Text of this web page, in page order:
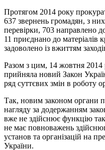
Протягом 2014 року
637 звернень громадян, з
перевірки, 703 направлено
11 приєднано до матеріалів
задоволено із вжиттям
Разом з цим, 14 жовтня 2014
прийняла новий Закон
ряд суттєвих змін в роботу
Так, новим законом органи
нагляду за додержанням
вже не здійснює функцію так
не має повноважень
установ та організацій на
України.